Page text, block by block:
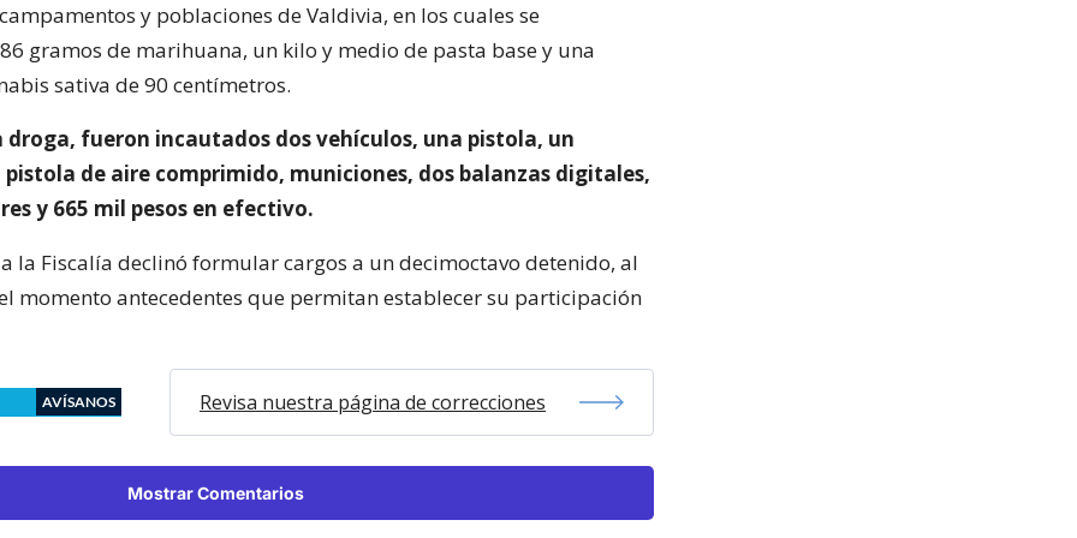
y poblaciones de Valdivia, en los cuales se
gramos de marihuana, un kilo y medio de pasta base y una
sativa de 90 centímetros.
droga, fueron incautados dos vehículos, una pistola, un
de aire comprimido, municiones, dos balanzas digitales,
y 665 mil pesos en efectivo.
la Fiscalía declinó formular cargos a un decimoctavo detenido, al
momento antecedentes que permitan establecer su participación
AVÍSANOS Revisa nuestra página de correcciones
Mostrar Comentarios